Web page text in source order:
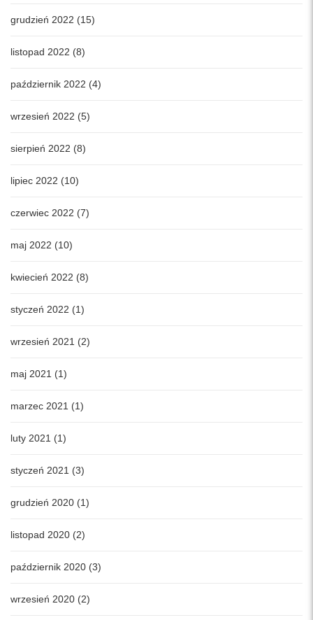
grudzień 2022 (15)
listopad 2022 (8)
październik 2022 (4)
wrzesień 2022 (5)
sierpień 2022 (8)
lipiec 2022 (10)
czerwiec 2022 (7)
maj 2022 (10)
kwiecień 2022 (8)
styczeń 2022 (1)
wrzesień 2021 (2)
maj 2021 (1)
marzec 2021 (1)
luty 2021 (1)
styczeń 2021 (3)
grudzień 2020 (1)
listopad 2020 (2)
październik 2020 (3)
wrzesień 2020 (2)